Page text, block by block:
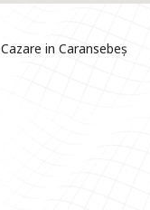
Cazare in Caransebeș